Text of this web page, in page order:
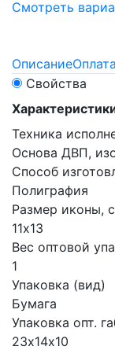
Смотреть
ОписаниеОплата
Свойства
Техника
Основа ДВП,
Способ
Полиграфия
Размер иконы,
11х13
Вес оптовой
1
Упаковка (вид)
Бумага
Упаковка опт.
23х14х10